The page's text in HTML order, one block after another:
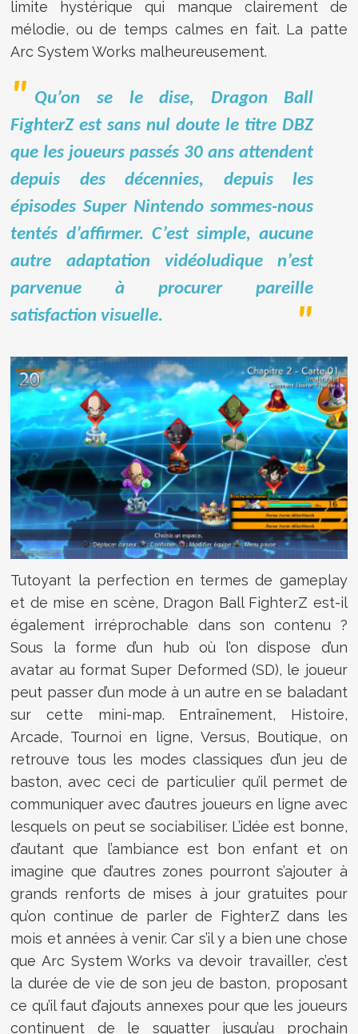
limite hystérique qui manque clairement de
mélodie, ou de temps calmes en fait. La patte
Arc System Works malheureusement.
Qu’on se le dise, Dragon Ball
FighterZ est sans nul doute le titre DBZ
que les joueurs passés 30 ans attendent
depuis des décennies, depuis les
épisodes Super Nintendo sommes-nous
tentés d’affirmer. C’est simple, aucune
autre adaptation vidéoludique n’est
parvenue à procurer pareille
satisfaction visuelle.
Tutoyant la perfection en termes de gameplay
et de mise en scène, Dragon Ball FighterZ est-il
également irréprochable dans son contenu ?
Sous la forme d’un hub où l’on dispose d’un
avatar au format Super Deformed (SD), le joueur
peut passer d’un mode à un autre en se baladant
sur cette mini-map. Entraînement, Histoire,
Arcade, Tournoi en ligne, Versus, Boutique, on
retrouve tous les modes classiques d’un jeu de
baston, avec ceci de particulier qu’il permet de
communiquer avec d’autres joueurs en ligne avec
lesquels on peut se sociabiliser. L’idée est bonne,
d’autant que l’ambiance est bon enfant et on
imagine que d’autres zones pourront s’ajouter à
grands renforts de mises à jour gratuites pour
qu’on continue de parler de FighterZ dans les
mois et années à venir. Car s’il y a bien une chose
que Arc System Works va devoir travailler, c’est
la durée de vie de son jeu de baston, proposant
ce qu’il faut d’ajouts annexes pour que les joueurs
continuent de le squatter jusqu’au prochain